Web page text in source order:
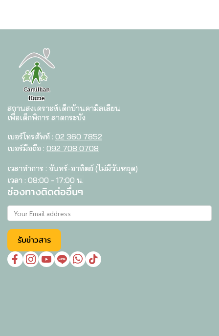
สถานสงเคราะห์เด็กบ้านคามิลเลียน
เพื่อเด็กพิการ ลาดกระบัง
เบอร์โทรศัพท์ : 02 360 7852
เบอร์มือถือ : 092 708 0708
เวลาทำการ : จันทร์-อาทิตย์ (ไม่มีวันหยุด)
เวลา : 08:00 - 17:00 น.
ช่องทางติดต่ออื่นๆ
รับข่าวสาร